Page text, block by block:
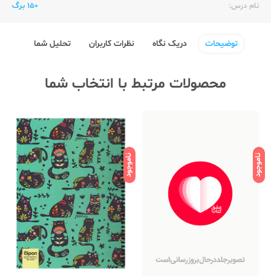
نام درس:
150 برگ
توضیحات دریک نگاه نظرات کاربران تحلیل شما
محصولات مرتبط با انتخاب شما
ناموجود ناموجود